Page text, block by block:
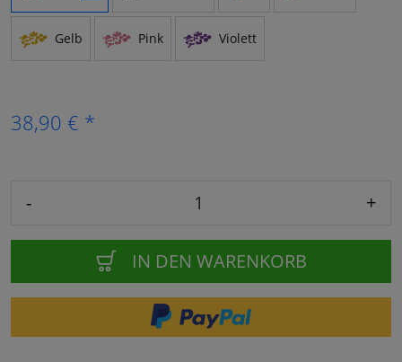
Gelb Pink Violett
38,90 € *
- +
IN DEN WARENKORB